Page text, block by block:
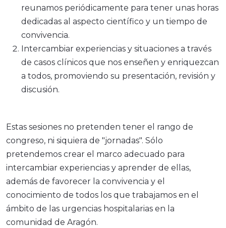
reunamos periódicamente para tener unas horas
dedicadas al aspecto científico y un tiempo de
convivencia.
Intercambiar experiencias y situaciones a través
de casos clínicos que nos enseñen y enriquezcan
a todos, promoviendo su presentación, revisión y
discusión.
Estas sesiones no pretenden tener el rango de
congreso, ni siquiera de "jornadas". Sólo
pretendemos crear el marco adecuado para
intercambiar experiencias y aprender de ellas,
además de favorecer la convivencia y el
conocimiento de todos los que trabajamos en el
ámbito de las urgencias hospitalarias en la
comunidad de Aragón.